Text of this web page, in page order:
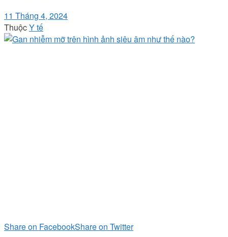
11 Tháng 4, 2024
ThuộcY tế
Share on FacebookShare on Twitter